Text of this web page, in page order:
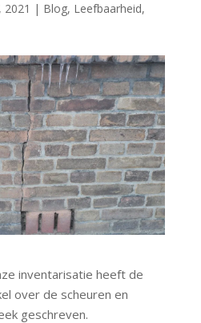
2021 | Blog, Leefbaarheid,
inventarisatie heeft de
over de scheuren en
geschreven.